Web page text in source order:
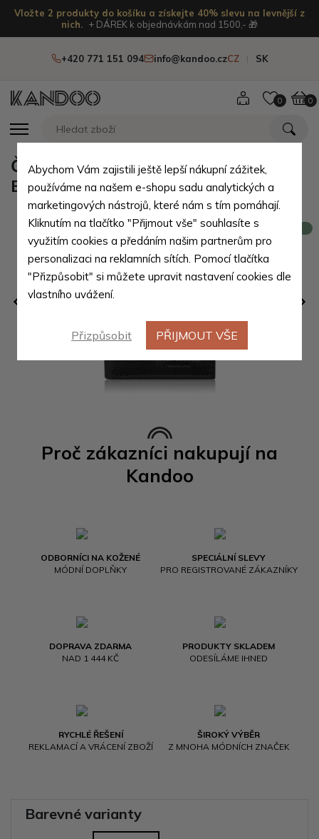
Vložte 2 produkty do košíku a získejte 40% slevu na levnější z
nich.
+ DÁREK k objednávkám nad 1500,- 🎁
+420 771 151 094 info@kandoo.czCZ SK
0 0
Proč zákazníci nakupují na
Kandoo
ODBORNÍCI NA KOŽENÉ
MÓDNÍ DOPLŇKY
SPECIÁLNÍ SLEVY
PRO REGISTROVANÉ ZÁKAZNÍKY
DOPRAVA ZDARMA
NAD 1 444 KČ
PRODUKTY SKLADEM
ODESÍLÁME IHNED
RYCHLÉ ŘEŠENÍ
REKLAMACÍ A VRÁCENÍ ZBOŽÍ
ŠIROKÝ VÝBĚR
Z MNOHA MÓDNÍCH ZNAČEK
Černá pánská kožená dokladovka
Bekzod
Barevné varianty
Abychom Vám zajistili ještě lepší nákupní zážitek,
používáme na našem e-shopu sadu analytických a
marketingových nástrojů, které nám s tím pomáhají.
Kliknutím na tlačítko "Přijmout vše" souhlasíte s
využitím cookies a předáním našim partnerům pro
personalizaci na reklamních sítích. Pomocí tlačítka
"Přizpůsobit" si můžete upravit nastavení cookies dle
vlastního uvážení.
Přizpůsobit PŘIJMOUT VŠE